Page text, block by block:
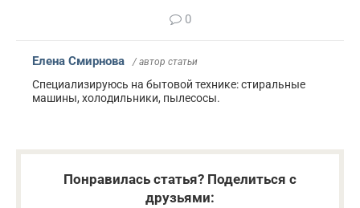
0
Елена Смирнова / автор статьи
Специализируюсь на бытовой технике: стиральные
машины, холодильники, пылесосы.
Понравилась статья? Поделиться с
друзьями: